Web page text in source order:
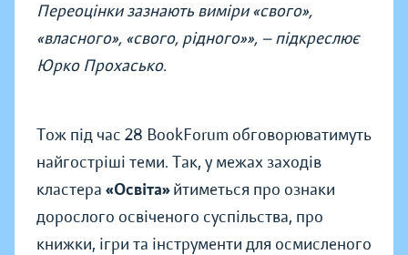
Переоцінки зазнають виміри «свого»,
«власного», «свого, рідного»», — підкреслює
Юрко Прохасько.
Тож під час 28 BookForum обговорюватимуть
найгостріші теми. Так, у межах заходів
кластера «Освіта»йтиметься про ознаки
дорослого освіченого суспільства, про
книжки, ігри та інструменти для осмисленого